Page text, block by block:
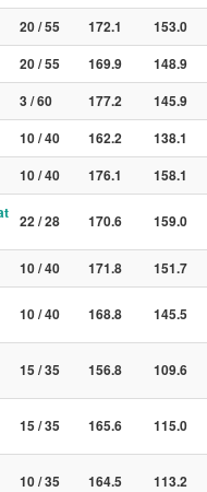
20 / 55 172.1
153.0
20 / 55 169.9
148.9
3 / 60 177.2
145.9
10 / 40 162.2
138.1
10 / 40 176.1
158.1
22 / 28 170.6 159.0
10 / 40 171.8
151.7
10 / 40 168.8 145.5
15 / 35 156.8 109.6
15 / 35 165.6 115.0
10 / 35 164.5 113.2